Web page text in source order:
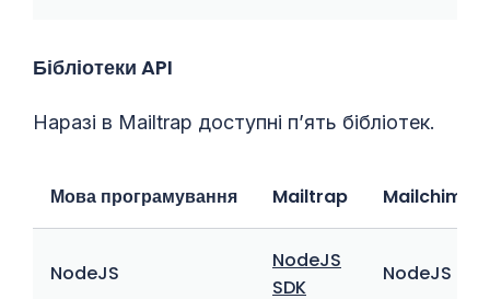
Бібліотеки API
Наразі в Mailtrap доступні пʼять бібліотек.
Мова програмування Mailtrap Mailchimp
NodeJS
NodeJS
SDK
NodeJS